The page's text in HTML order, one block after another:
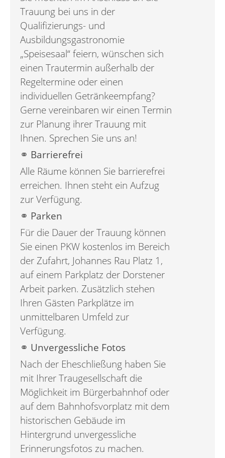
Trauung bei uns in der
Qualifizierungs- und
Ausbildungsgastronomie
„Speisesaal“ feiern, wünschen sich
einen Trautermin außerhalb der
Regeltermine oder einen
individuellen Getränkeempfang?
Gerne vereinbaren wir einen Termin
zur Planung ihrer Trauung mit
Ihnen. Sprechen Sie uns an!
⚭ Barrierefrei
Alle Räume können Sie barrierefrei
erreichen. Ihnen steht ein Aufzug
zur Verfügung.
⚭ Parken
Für die Dauer der Trauung können
Sie einen PKW kostenlos im Bereich
der Zufahrt, Johannes Rau Platz 1,
auf einem Parkplatz der Dorstener
Arbeit parken. Zusätzlich stehen
Ihren Gästen Parkplätze im
unmittelbaren Umfeld zur
Verfügung.
⚭ Unvergessliche Fotos
Nach der Eheschließung haben Sie
mit Ihrer Traugesellschaft die
Möglichkeit im Bürgerbahnhof oder
auf dem Bahnhofsvorplatz mit dem
historischen Gebäude im
Hintergrund unvergessliche
Erinnerungsfotos zu machen.